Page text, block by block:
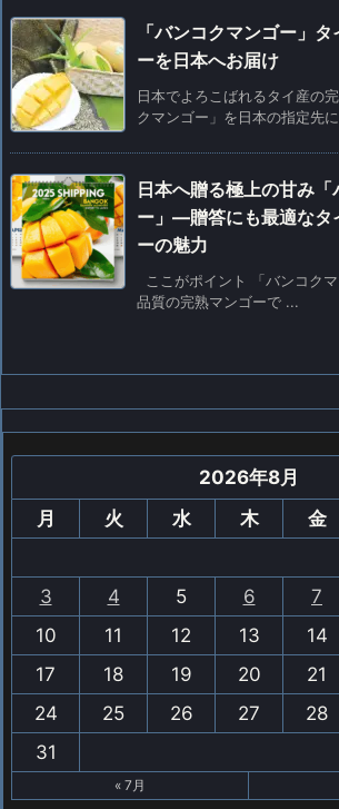
「バンコクマンゴー」
ーを日本へお届け
日本でよろこばれるタイ産の
クマンゴー」を日本の指定先
日本へ贈る極上の甘み
ー」—贈答にも最適なタ
ーの魅力
ここがポイント 「バンコク
品質の完熟マンゴーで ...
2026年8月
月
火 水 木 金
3
4 5 6 7
10
11 12 13 14
17
18 19 20 21
24
25 26 27 28
31
« 7月